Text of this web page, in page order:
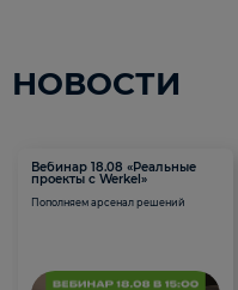
НОВОСТИ
Вебинар 18.08 «Реальные
проекты с Werkel»
Пополняем арсенал решений